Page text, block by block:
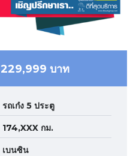
229,999 บาท
รถเก๋ง 5 ประตู
174,XXX กม.
เบนซิน